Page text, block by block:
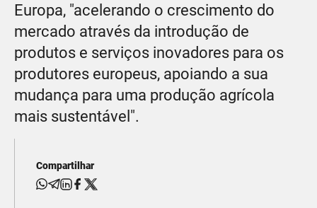
Europa, "acelerando o crescimento do
mercado através da introdução de
produtos e serviços inovadores para os
produtores europeus, apoiando a sua
mudança para uma produção agrícola
mais sustentável".
Compartilhar